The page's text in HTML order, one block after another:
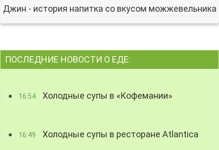
Джин - история напитка со вкусом можжевельника
ПОСЛЕДНИЕ НОВОСТИ О ЕДЕ:
16:54 Холодные супы в «Кофемании»
16:49 Холодные супы в ресторане Atlantica